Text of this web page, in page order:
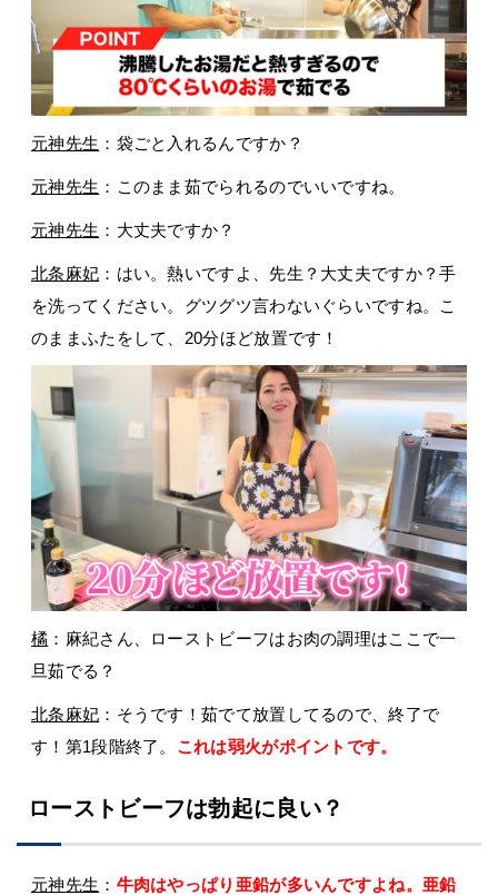
元神先生 ：袋ごと入れるんですか？
元神先生 ：このまま茹でられるのでいいですね。
元神先生 ：大丈夫ですか？
北条麻妃 ：はい。熱いですよ、先生？大丈夫ですか？手
を洗ってください。グツグツ言わないぐらいですね。こ
のままふたをして、20分ほど放置です！
橘 ：麻紀さん、ローストビーフはお肉の調理はここで一
旦茹でる？
北条麻妃 ：そうです！茹でて放置してるので、終了で
す！第1段階終了。 これは弱火がポイントです。
ローストビーフは勃起に良い？
元神先生 ： 牛肉はやっぱり亜鉛が多いんですよね。亜鉛